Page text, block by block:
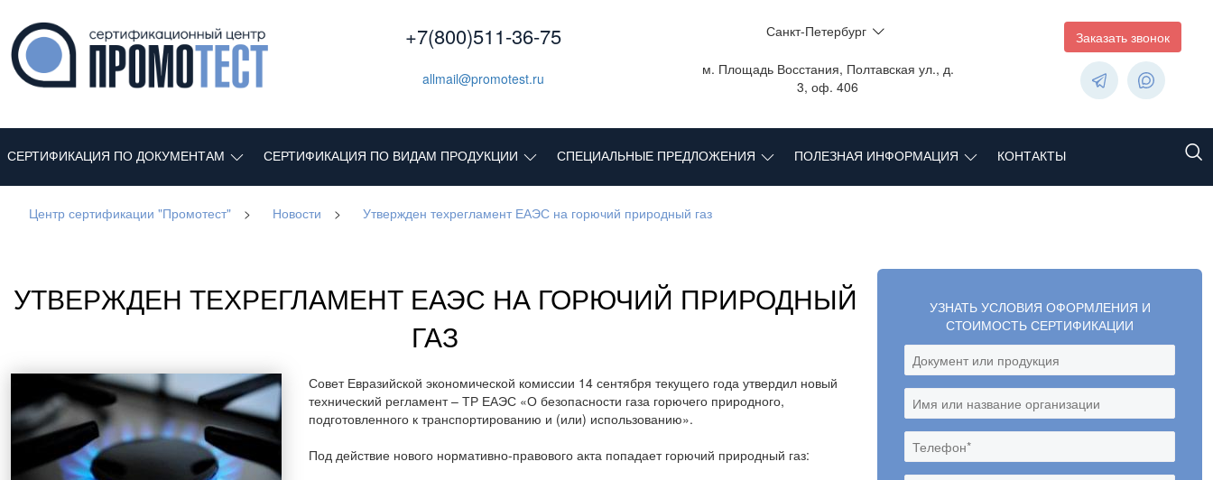
+7(800)511-36-75
allmail@promotest.ru
Санкт-Петербург
м. Площадь Восстания, Полтавская ул., д.
3, оф. 406
Заказать звонок
СЕРТИФИКАЦИЯ ПО ДОКУМЕНТАМ СЕРТИФИКАЦИЯ ПО ВИДАМ ПРОДУКЦИИ СПЕЦИАЛЬНЫЕ ПРЕДЛОЖЕНИЯ ПОЛЕЗНАЯ ИНФОРМАЦИЯ КОНТАКТЫ
Центр сертификации "Промотест" > Новости > Утвержден техрегламент ЕАЭС на горючий природный газ
УТВЕРЖДЕН ТЕХРЕГЛАМЕНТ ЕАЭС НА ГОРЮЧИЙ ПРИРОДНЫЙ
ГАЗ
Совет Евразийской экономической комиссии 14 сентября текущего года утвердил новый
технический регламент – ТР ЕАЭС «О безопасности газа горючего природного,
подготовленного к транспортированию и (или) использованию».
Под действие нового нормативно-правового акта попадает горючий природный газ:
УЗНАТЬ УСЛОВИЯ ОФОРМЛЕНИЯ И
СТОИМОСТЬ СЕРТИФИКАЦИИ